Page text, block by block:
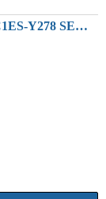
REPARATUR YASKAWA CACR-SR05BC1ES-Y278 SERVOPACK ACHSVERSTÄRKER 500W 230VAC